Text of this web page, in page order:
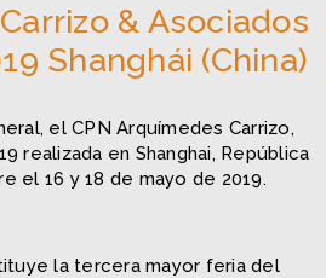
& Asociados
Shanghái (China)
el CPN Arquímedes Carrizo,
realizada en Shanghai, República
el 16 y 18 de mayo de 2019.
la tercera mayor feria del